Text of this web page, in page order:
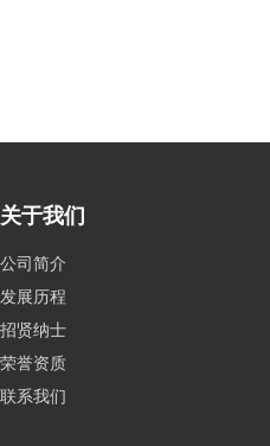
关于我们
公司简介
发展历程
招贤纳士
荣誉资质
联系我们